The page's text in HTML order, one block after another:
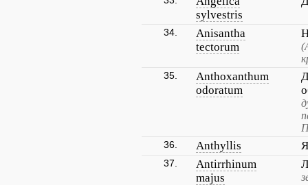
sylvestris
34.
Anisantha
tectorum
35.
Anthoxanthum
odoratum
36. Anthyllis
37.
Antirrhinum
majus